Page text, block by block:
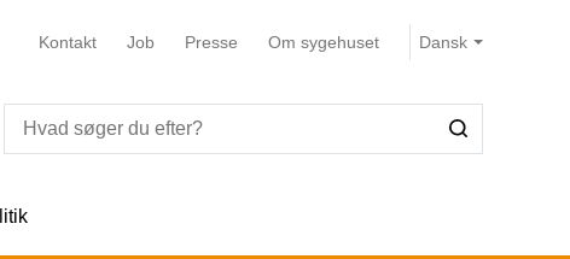
Kontakt Job Presse Om sygehuset